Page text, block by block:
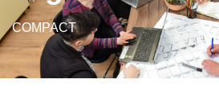
COMPACT